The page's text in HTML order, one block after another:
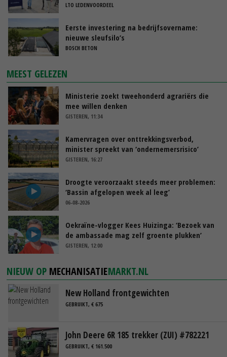
LTO LEDENVOORDEEL
Eerste investering na bedrijfsovername:
nieuwe sleufsilo’s
BOSCH BETON
MEEST GELEZEN
Ministerie zoekt tweehonderd agrariërs die
mee willen denken
GISTEREN, 11:34
Kamervragen over onttrekkingsverbod,
minister spreekt van ‘ondernemersrisico’
GISTEREN, 16:27
Droogte veroorzaakt steeds meer problemen:
‘Bassin afgelopen week al leeg’
06-08-2026
Oekraïne-vlogger Kees Huizinga: ‘Bezoek van
de ambassade mag zelf groente plukken’
GISTEREN, 12:00
NIEUW OP MECHANISATIEMARKT.NL
New Holland frontgewichten
GEBRUIKT, € 675
John Deere 6R 185 trekker (ZUI) #782221
GEBRUIKT, € 161.500